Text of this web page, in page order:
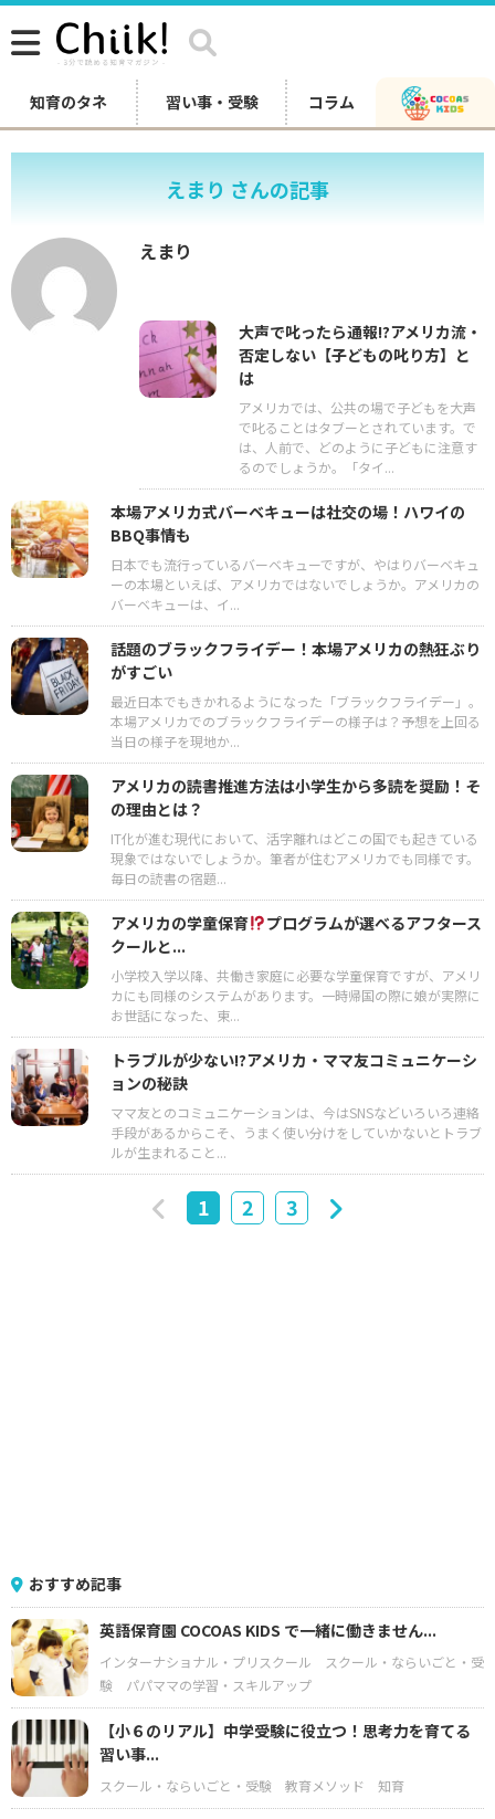
知育のタネ 習い事・受験 コラム
えまり さんの記事
えまり
大声で叱ったら通報!?アメリカ流・
否定しない【子どもの叱り方】と
は
アメリカでは、公共の場で子どもを大声
で叱ることはタブーとされています。で
は、人前で、どのように子どもに注意す
るのでしょうか。「タイ...
本場アメリカ式バーベキューは社交の場！ハワイの
BBQ事情も
日本でも流行っているバーベキューですが、やはりバーベキュ
ーの本場といえば、アメリカではないでしょうか。アメリカの
バーベキューは、イ...
話題のブラックフライデー！本場アメリカの熱狂ぶり
がすごい
最近日本でもきかれるようになった「ブラックフライデー」。
本場アメリカでのブラックフライデーの様子は？予想を上回る
当日の様子を現地か...
アメリカの読書推進方法は小学生から多読を奨励！そ
の理由とは？
IT化が進む現代において、活字離れはどこの国でも起きている
現象ではないでしょうか。筆者が住むアメリカでも同様です。
毎日の読書の宿題...
アメリカの学童保育
プログラムが選べるアフタース
クールと...
小学校入学以降、共働き家庭に必要な学童保育ですが、アメリ
カにも同様のシステムがあります。一時帰国の際に娘が実際に
お世話になった、東...
トラブルが少ない!?アメリカ・ママ友コミュニケーシ
ョンの秘訣
ママ友とのコミュニケーションは、今はSNSなどいろいろ連絡
手段があるからこそ、うまく使い分けをしていかないとトラブ
ルが生まれること...
1 2 3
おすすめ記事
英語保育園 COCOAS KIDS で一緒に働きません...
インターナショナル・プリスクール
スクール・ならいごと・受
験
パパママの学習・スキルアップ
【小６のリアル】中学受験に役立つ！思考力を育てる
習い事...
スクール・ならいごと・受験 教育メソッド 知育